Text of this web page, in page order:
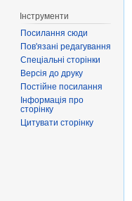
Інструменти
Посилання сюди
Пов'язані редагування
Спеціальні сторінки
Версія до друку
Постійне посилання
Інформація про
сторінку
Цитувати сторінку